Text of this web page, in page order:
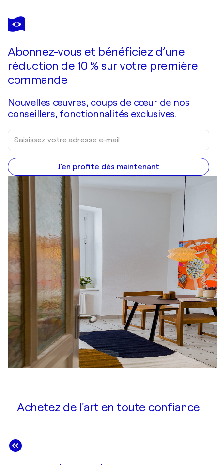
HOLGER MÜHLBAUER-GARDEMIN
MOSKAU
Abonnez-vous et bénéficiez d’une
réduction de 10 % sur votre première
commande
Nouvelles œuvres, coups de cœur de nos
conseillers, fonctionnalités exclusives.
J'en profite dès maintenant
Achetez de l'art en toute confiance